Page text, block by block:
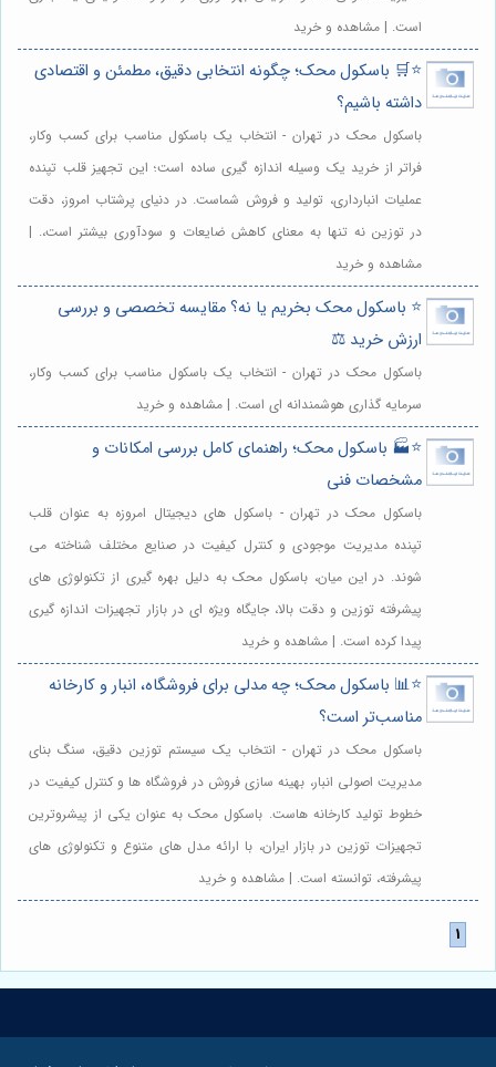
است. | مشاهده و خرید
⭐️🛒 باسکول محک؛ چگونه انتخابی دقیق، مطمئن و اقتصادی
داشته باشیم؟
باسکول محک در تهران - انتخاب یک باسکول مناسب برای کسب وکار،
فراتر از خرید یک وسیله اندازه گیری ساده است؛ این تجهیز قلب تپنده
عملیات انبارداری، تولید و فروش شماست. در دنیای پرشتاب امروز، دقت
در توزین نه تنها به معنای کاهش ضایعات و سودآوری بیشتر است،. |
مشاهده و خرید
⭐️ باسکول محک بخریم یا نه؟ مقایسه تخصصی و بررسی
ارزش خرید ⚖️
باسکول محک در تهران - انتخاب یک باسکول مناسب برای کسب وکار،
سرمایه گذاری هوشمندانه ای است. | مشاهده و خرید
⭐️🏭 باسکول محک؛ راهنمای کامل بررسی امکانات و
مشخصات فنی
باسکول محک در تهران - باسکول های دیجیتال امروزه به عنوان قلب
تپنده مدیریت موجودی و کنترل کیفیت در صنایع مختلف شناخته می
شوند. در این میان، باسکول محک به دلیل بهره گیری از تکنولوژی های
پیشرفته توزین و دقت بالا، جایگاه ویژه ای در بازار تجهیزات اندازه گیری
پیدا کرده است. | مشاهده و خرید
⭐️📊 باسکول محک؛ چه مدلی برای فروشگاه، انبار و کارخانه
مناسب‌تر است؟
باسکول محک در تهران - انتخاب یک سیستم توزین دقیق، سنگ بنای
مدیریت اصولی انبار، بهینه سازی فروش در فروشگاه ها و کنترل کیفیت در
خطوط تولید کارخانه هاست. باسکول محک به عنوان یکی از پیشروترین
تجهیزات توزین در بازار ایران، با ارائه مدل های متنوع و تکنولوژی های
پیشرفته، توانسته است. | مشاهده و خرید